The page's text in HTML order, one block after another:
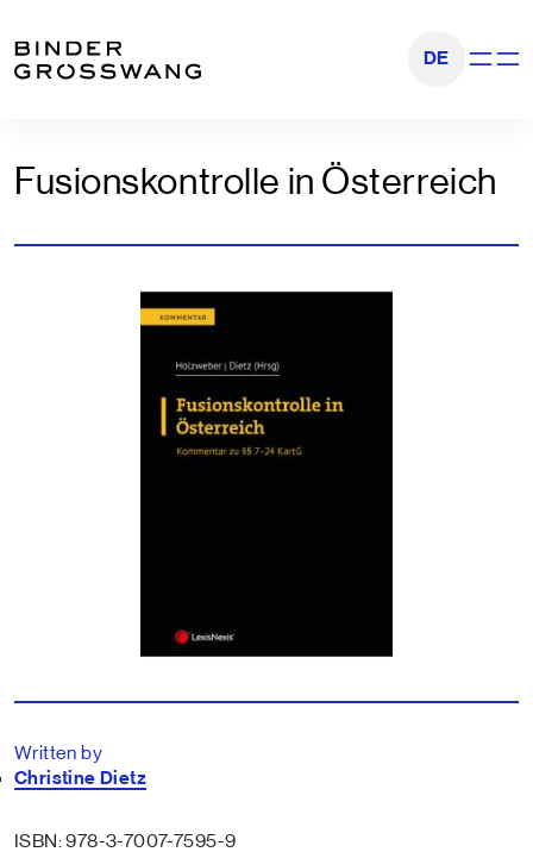
DE Show
Fusionskontrolle in Österreich
Written by
Christine Dietz
ISBN: 978-3-7007-7595-9